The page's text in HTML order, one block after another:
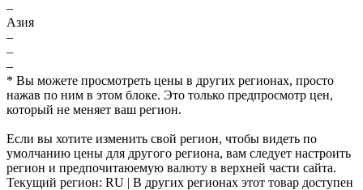
–
Азия
–
–
–
* Вы можете просмотреть цены в других регионах, просто
нажав по ним в этом блоке. Это только предпросмотр цен,
который не меняет ваш регион.
Если вы хотите изменить свой регион, чтобы видеть по
умолчанию цены для другого региона, вам следует настроить
регион и предпочитаюемую валюту в верхней части сайта.
Текущий регион: RU | В других регионах этот товар доступен